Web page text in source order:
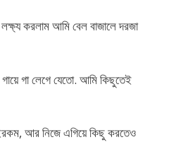
করলাম আমি বেল বাজালে দরজা
গা লেগে যেতো. আমি কিছুতেই
আর নিজে এগিয়ে কিছু করতেও